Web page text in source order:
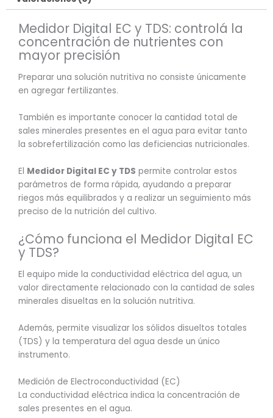
Medidor Digital EC y TDS: controlá la
concentración de nutrientes con
mayor precisión
Preparar una solución nutritiva no consiste únicamente
en agregar fertilizantes.
También es importante conocer la cantidad total de
sales minerales presentes en el agua para evitar tanto
la sobrefertilización como las deficiencias nutricionales.
El Medidor Digital EC y TDS permite controlar estos
parámetros de forma rápida, ayudando a preparar
riegos más equilibrados y a realizar un seguimiento más
preciso de la nutrición del cultivo.
¿Cómo funciona el Medidor Digital EC
y TDS?
El equipo mide la conductividad eléctrica del agua, un
valor directamente relacionado con la cantidad de sales
minerales disueltas en la solución nutritiva.
Además, permite visualizar los sólidos disueltos totales
(TDS) y la temperatura del agua desde un único
instrumento.
Medición de Electroconductividad (EC)
La conductividad eléctrica indica la concentración de
sales presentes en el agua.